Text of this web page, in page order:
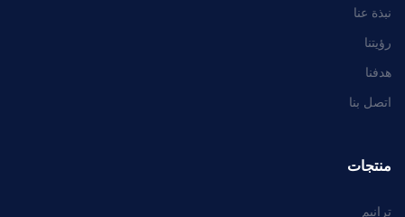
نبذة عنا
رؤيتنا
هدفنا
اتصل بنا
منتجات
ترانيم